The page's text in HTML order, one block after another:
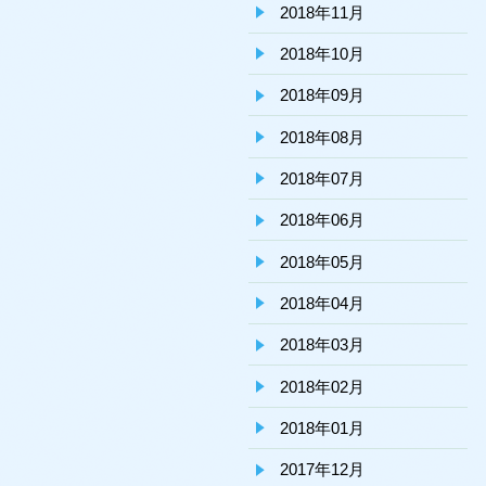
2018年11月
2018年10月
2018年09月
2018年08月
2018年07月
2018年06月
2018年05月
2018年04月
2018年03月
2018年02月
2018年01月
2017年12月